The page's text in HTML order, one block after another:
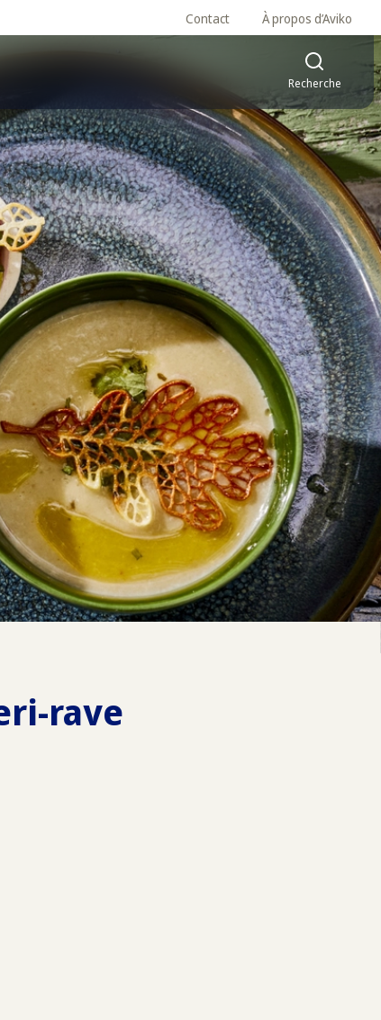
Contact À propos d’Aviko
Recherche
rave